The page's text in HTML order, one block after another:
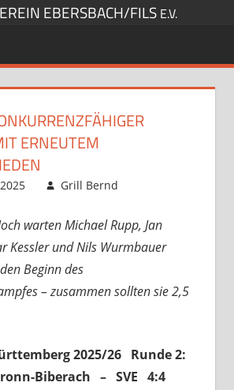
EBERSBACH/FILS E.V.
ERNEUTEM
Grill Bernd
warten Michael Rupp, Jan
Kessler und Nils Wurmbauer
Beginn des
– zusammen sollten sie 2,5
2025/26 Runde 2:
Biberach – SVE 4:4